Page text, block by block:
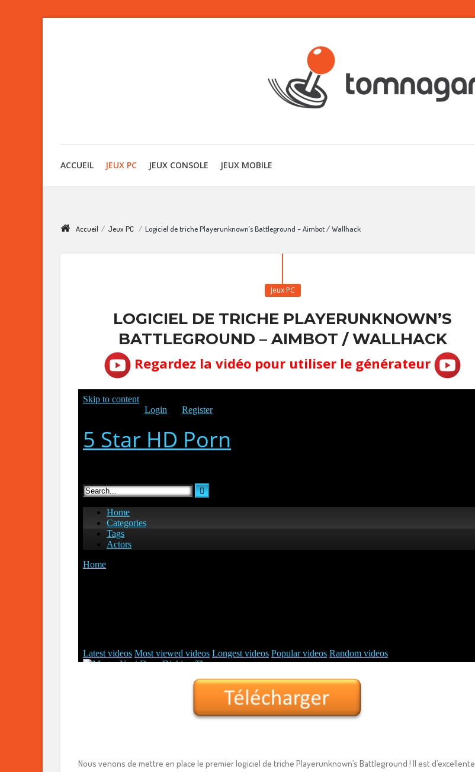
ACCUEIL JEUX PC JEUX CONSOLE JEUX MOBILE
Accueil / Jeux PC / Logiciel de triche Playerunknown’s Battleground – Aimbot / Wallhack
Jeux PC
LOGICIEL DE TRICHE PLAYERUNKNOWN’S
BATTLEGROUND – AIMBOT / WALLHACK
Regardez la vidéo pour utiliser le générateur
Nous venons de mettre en place le premier logiciel de triche Playerunknown’s Battleground ! Il est d’excellente